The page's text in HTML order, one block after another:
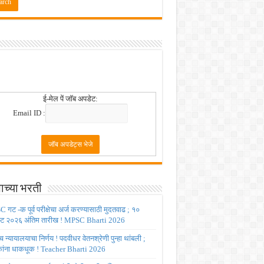
ई-मेल पें जॉब अपडेट:
Email ID :
भरती
गट -क पूर्व परीक्षेचा अर्ज करण्यासाठी मुदतवाढ ; १०
२०२६ अंतिम तारीख ! MPSC Bharti 2026
न्यायालयाचा निर्णय ! पदवीधर वेतनश्रेणी पुन्हा थांबली ;
धाकधूक ! Teacher Bharti 2026